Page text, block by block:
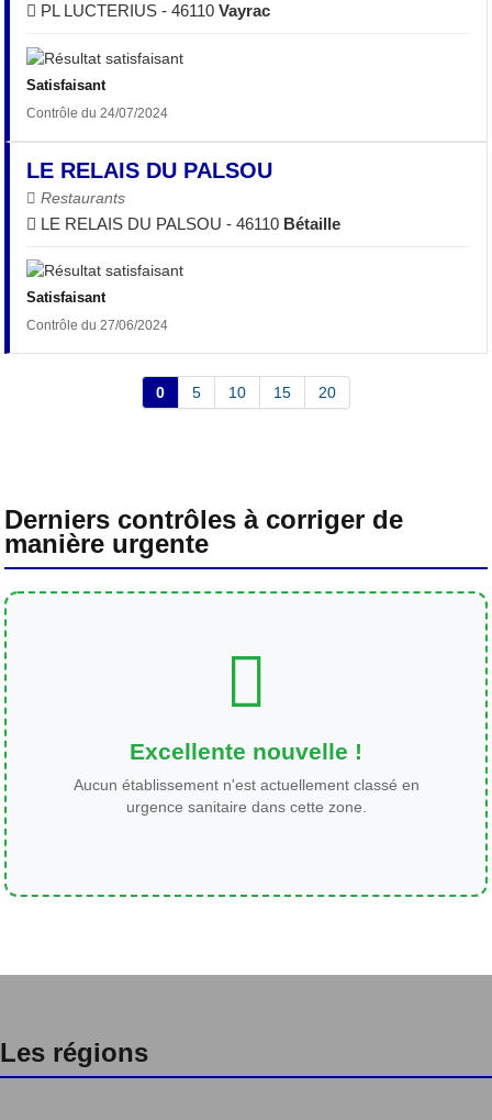
PL LUCTERIUS - 46110Vayrac
Satisfaisant
Contrôle du 24/07/2024
LE RELAIS DU PALSOU
Restaurants
LE RELAIS DU PALSOU - 46110 Bétaille
Satisfaisant
Contrôle du 27/06/2024
0 5 10 15 20
Derniers contrôles à corriger de
manière urgente
Excellente nouvelle !
Aucun établissement n'est actuellement classé en
urgence sanitaire dans cette zone.
Les régions